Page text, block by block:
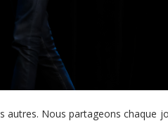
Nous partageons chaque